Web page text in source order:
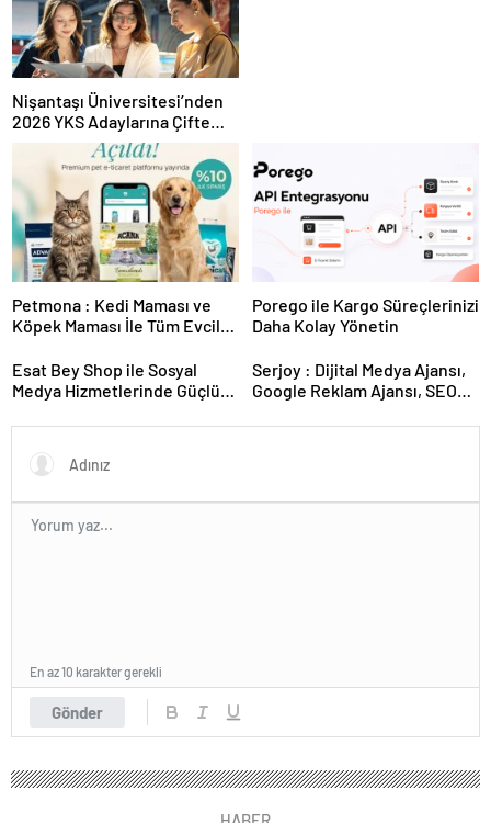
Nişantaşı Üniversitesi’nden
2026 YKS Adaylarına Çifte
Güvence: Sabit Ücret ve
Kesintisiz Burs
Petmona : Kedi Maması ve
Köpek Maması İle Tüm Evcil
Porego ile Kargo Süreçlerinizi
Daha Kolay Yönetin
Esat Bey Shop ile Sosyal
Medya Hizmetlerinde Güçlü
Serjoy : Dijital Medya Ajansı,
Google Reklam Ajansı, SEO
Gönder
En az 10 karakter gerekli